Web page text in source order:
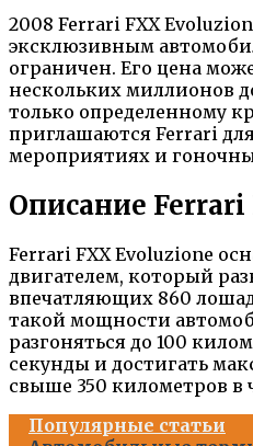
2008 Ferrari FXX
эксклюзивным
ограничен. Его цена
нескольких миллионов
только определенному
приглашаются Ferrari
мероприятиях и
Описание
Ferrari FXX Evoluzione
двигателем, который
впечатляющих 860
такой мощности
разгоняться до 100
секунды и достигать
свыше 350 километров в
Популярные статьи